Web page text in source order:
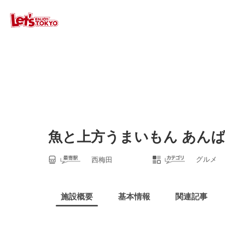
魚と上方うまいもん あん
西梅田 グルメ
施設概要 基本情報 関連記事